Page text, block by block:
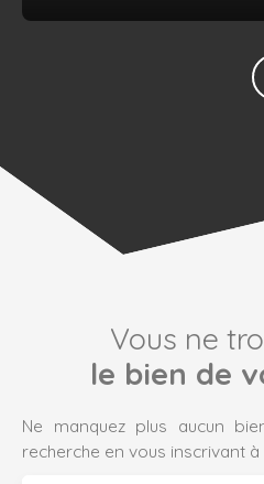
Vous ne
le bien de
Ne manquez plus aucun
recherche en vous inscrivant